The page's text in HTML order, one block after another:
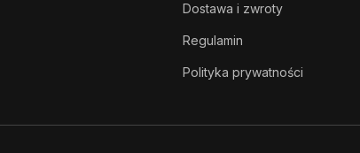
Dostawa i zwroty
Regulamin
Polityka prywatności